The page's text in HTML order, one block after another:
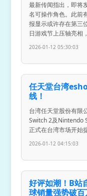
最新传闻指出，即将
名可操作角色。此前
报显示或许存在第三
日游戏节上压轴亮相
2026-01-12 05:30:03
任天堂台湾
线！
台湾任天堂股份有限
Switch 2及Nintendo
正式在台湾市场开始
2026-01-12 04:15:03
好评如潮！B站
球销量强势破百